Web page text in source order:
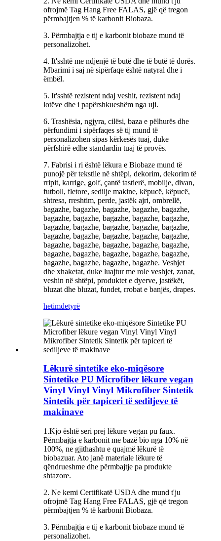
ofrojmë Tag Hang Free FALAS, gjë që tregon
përmbajtjen % të karbonit Biobaza.
3. Përmbajtja e tij e karbonit biobaze mund të
personalizohet.
4. It'sshtë me ndjenjë të butë dhe të butë të dorës.
Mbarimi i saj në sipërfaqe është natyral dhe i
ëmbël.
5. It'sshtë rezistent ndaj veshit, rezistent ndaj
lotëve dhe i papërshkueshëm nga uji.
6. Trashësia, ngjyra, cilësi, baza e pëlhurës dhe
përfundimi i sipërfaqes së tij mund të
personalizohen sipas kërkesës tuaj, duke
përfshirë edhe standardin tuaj të provës.
7. Fabrisi i ri është lëkura e Biobaze mund të
punojë për tekstile në shtëpi, dekorim, dekorim të
rripit, karrige, golf, çantë tastierë, mobilje, divan,
futboll, fletore, sedilje makine, këpucë, këpucë,
shtresa, rreshtim, perde, jastëk ajri, ombrellë,
bagazhe, bagazhe, bagazhe, bagazhe, bagazhe,
bagazhe, bagazhe, bagazhe, bagazhe, bagazhe,
bagazhe, bagazhe, bagazhe, bagazhe, bagazhe,
bagazhe, bagazhe, bagazhe, bagazhe, bagazhe,
bagazhe, bagazhe, bagazhe, bagazhe, bagazhe,
bagazhe, bagazhe, bagazhe, bagazhe, bagazhe,
bagazhe, bagazhe, bagazhe, bagazhe. Veshjet
dhe xhaketat, duke luajtur me role veshjet, zanat,
veshin në shtëpi, produktet e dyerve, jastëkët,
bluzat dhe bluzat, fundet, rrobat e banjës, drapes.
hetimdetyrë
Lëkurë sintetike eko-miqësore
Sintetike PU Microfiber lëkure vegan
Vinyl Vinyl Vinyl Mikrofiber Sintetik
Sintetik për tapiceri të sediljeve të
makinave
1.Kjo është seri prej lëkure vegan pu faux.
Përmbajtja e karbonit me bazë bio nga 10% në
100%, ne gjithashtu e quajmë lëkurë të
biobazuar. Ato janë materiale lëkure të
qëndrueshme dhe përmbajtje pa produkte
shtazore.
2. Ne kemi Certifikatë USDA dhe mund t'ju
ofrojmë Tag Hang Free FALAS, gjë që tregon
përmbajtjen % të karbonit Biobaza.
3. Përmbajtja e tij e karbonit biobaze mund të
personalizohet.